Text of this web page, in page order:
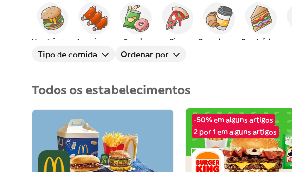
Americana Snacks Pizza Peq. almoço Sanduíches
Tipo de comida Ordenar por
Todos os estabelecimentos
-50% em alguns artigos
2 por 1 em alguns artigos